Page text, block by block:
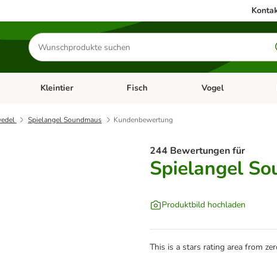
Produkte
suchen
& Zubehör
Kategorie-Menü öffnen: Hundefutter & Zubehör
Kleintier Kategorie-Menü öffnen: Kleintier
Fisch Kategorie-Menü
Vogel
Spielangel Soundmaus Kundenbewertung
244 Bewertungen für
Spielangel
Produktbild hochladen
This is a stars rating area from